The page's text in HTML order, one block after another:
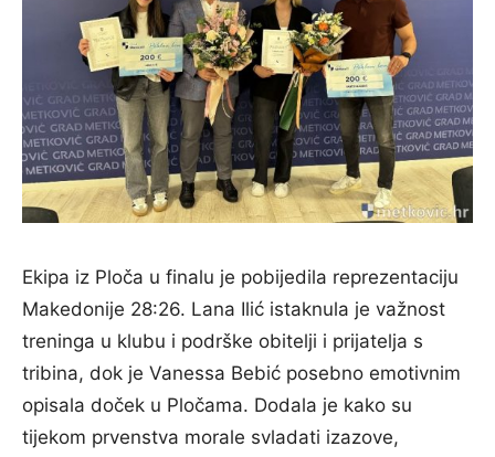
Ekipa iz Ploča u finalu je pobijedila reprezentaciju
Makedonije 28:26. Lana Ilić istaknula je važnost
treninga u klubu i podrške obitelji i prijatelja s
tribina, dok je Vanessa Bebić posebno emotivnim
opisala doček u Pločama. Dodala je kako su
tijekom prvenstva morale svladati izazove,